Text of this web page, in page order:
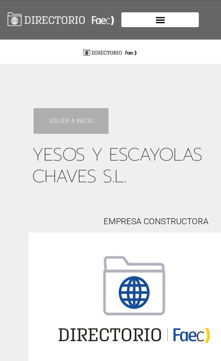
VOLVER A INICIO
YESOS Y ESCAYOLAS
CHAVES S.L.
EMPRESA CONSTRUCTORA